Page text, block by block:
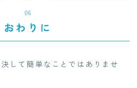
06
おわりに
して簡単なことではありませ